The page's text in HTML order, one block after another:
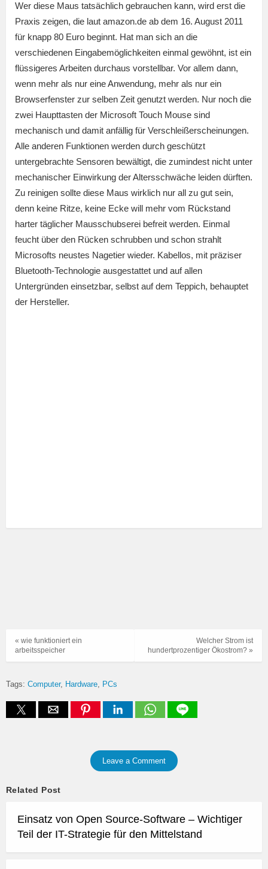
Wer diese Maus tatsächlich gebrauchen kann, wird erst die
Praxis zeigen, die laut amazon.de ab dem 16. August 2011
für knapp 80 Euro beginnt. Hat man sich an die
verschiedenen Eingabemöglichkeiten einmal gewöhnt, ist ein
flüssigeres Arbeiten durchaus vorstellbar. Vor allem dann,
wenn mehr als nur eine Anwendung, mehr als nur ein
Browserfenster zur selben Zeit genutzt werden. Nur noch die
zwei Haupttasten der Microsoft Touch Mouse sind
mechanisch und damit anfällig für Verschleißerscheinungen.
Alle anderen Funktionen werden durch geschützt
untergebrachte Sensoren bewältigt, die zumindest nicht unter
mechanischer Einwirkung der Altersschwäche leiden dürften.
Zu reinigen sollte diese Maus wirklich nur all zu gut sein,
denn keine Ritze, keine Ecke will mehr vom Rückstand
harter täglicher Mausschubserei befreit werden. Einmal
feucht über den Rücken schrubben und schon strahlt
Microsofts neustes Nagetier wieder. Kabellos, mit präziser
Bluetooth-Technologie ausgestattet und auf allen
Untergründen einsetzbar, selbst auf dem Teppich, behauptet
der Hersteller.
Welcher Strom ist
hundertprozentiger Ökostrom? »
« wie funktioniert ein
arbeitsspeicher
Tags: Computer Hardware PCs
Leave a Comment
Related Post
Einsatz von Open Source-Software – Wichtiger
Teil der IT-Strategie für den Mittelstand